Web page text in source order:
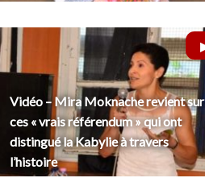
Vidéo – Mira Moknache revient sur
ces « vrais référendum » qui ont
distingué la Kabylie à travers
l’histoire